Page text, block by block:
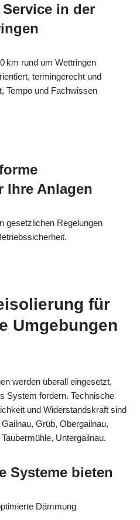
in der
km rund um Wettringen
termingerecht und
Tempo und Fachwissen
Ihre Anlagen
gesetzlichen Regelungen
für
Umgebungen
werden überall eingesetzt,
System fordern. Technische
und Widerstandskraft sind
Grüb, Obergailnau,
Untergailnau.
Systeme bieten
Dämmung